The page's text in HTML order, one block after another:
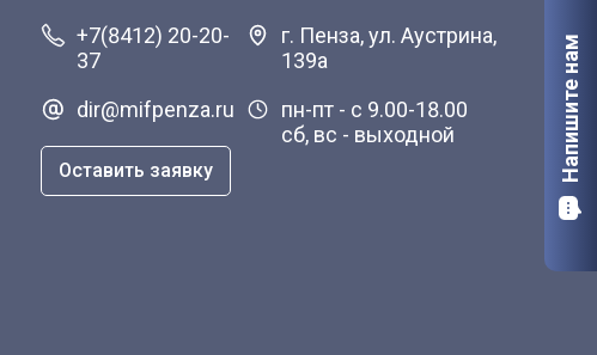
+7(8412) 20-20-
37
dir@mifpenza.ru
Оставить заявку
г. Пенза, ул. Аустрина,
139а
пн-пт - с 9.00-18.00
сб, вс - выходной
Напишите нам